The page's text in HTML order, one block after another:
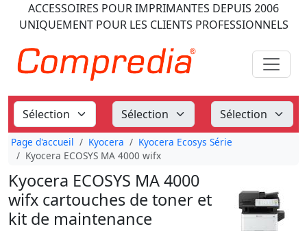
ACCESSOIRES POUR IMPRIMANTES DEPUIS 2006
UNIQUEMENT POUR LES CLIENTS PROFESSIONNELS
Page d'accueil Kyocera
Kyocera Ecosys Série
Kyocera ECOSYS MA 4000 wifx
Kyocera ECOSYS MA 4000
wifx cartouches de toner et
kit de maintenance